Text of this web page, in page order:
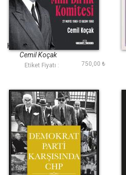
Birinci Milli Birlik
Komitesi (27 Mayıs
1960 - 13 Kasım 1960)
Cemil Koçak
Etiket Fiyatı : 750,00 ₺